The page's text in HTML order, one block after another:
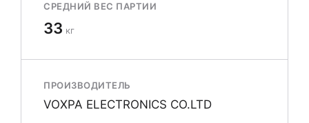
СРЕДНИЙ ВЕС ПАРТИИ
33 кг
ПРОИЗВОДИТЕЛЬ
VOXPA ELECTRONICS CO.LTD